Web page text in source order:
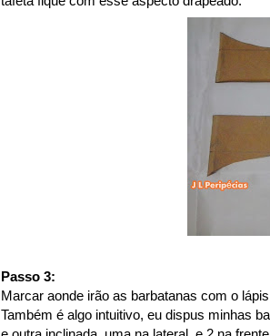
Passo 3:
Marcar aonde irão as barbatanas com o
Também é algo intuitivo, eu dispus minhas